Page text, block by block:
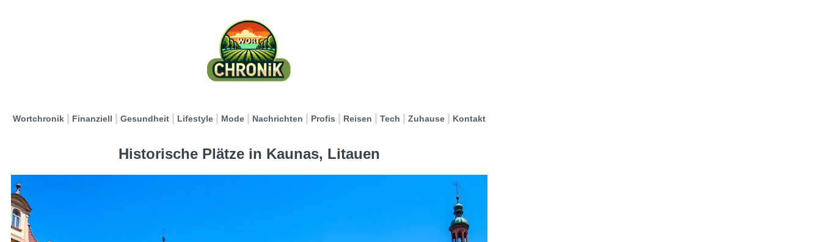
Wortchronik Finanziell Gesundheit Lifestyle Mode Nachrichten Profis Reisen Tech Zuhause Kontakt
Historische Plätze in Kaunas, Litauen